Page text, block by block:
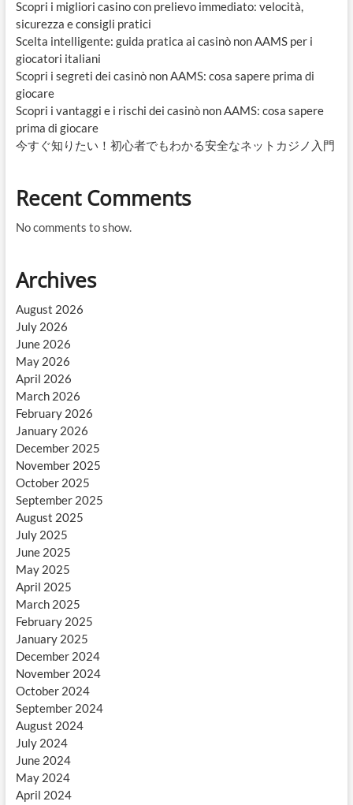
Scopri i migliori casino con prelievo immediato: velocità,
sicurezza e consigli pratici
Scelta intelligente: guida pratica ai casinò non AAMS per i
giocatori italiani
Scopri i segreti dei casinò non AAMS: cosa sapere prima di
giocare
Scopri i vantaggi e i rischi dei casinò non AAMS: cosa sapere
prima di giocare
今すぐ知りたい！初心者でもわかる安全なネットカジノ入門
Recent Comments
No comments to show.
Archives
August 2026
July 2026
June 2026
May 2026
April 2026
March 2026
February 2026
January 2026
December 2025
November 2025
October 2025
September 2025
August 2025
July 2025
June 2025
May 2025
April 2025
March 2025
February 2025
January 2025
December 2024
November 2024
October 2024
September 2024
August 2024
July 2024
June 2024
May 2024
April 2024